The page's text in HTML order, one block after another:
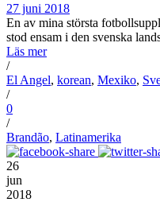
27 juni 2018
En av mina största
stod ensam i den svenska
Läs mer
/
El Angel, korean, Mexiko,
/
0
/
Brandão, Latinamerika
26
jun
2018